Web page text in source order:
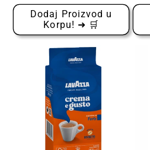
KOMADU
Dodaj Proizvod u
Korpu! ➜ 🛒